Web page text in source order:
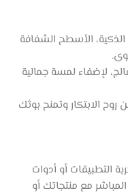
الأسطح الشفافة
لإضفاء لمسة جمالية
روح الابتكار وتمنح بوثك
التطبيقات أو أدوات
المباشر مع منتجاتك أو